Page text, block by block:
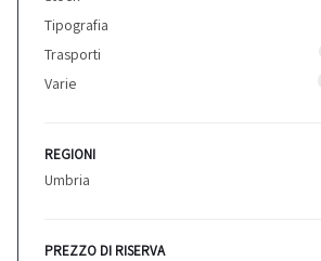
Tipografia
Trasporti
Varie
REGIONI
Umbria
PREZZO DI RISERVA